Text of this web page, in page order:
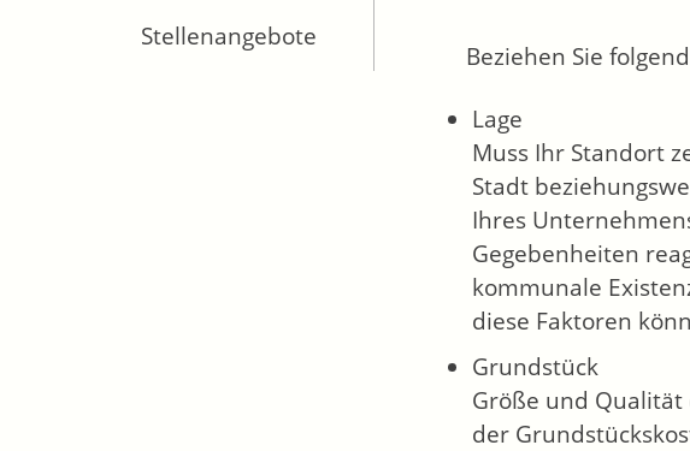
Stellenangebote
Beziehen Sie
Lage
Muss Ihr Standort
Stadt
Ihres
Gegebenheiten
kommunale
diese Faktoren
Grundstück
Größe und
der